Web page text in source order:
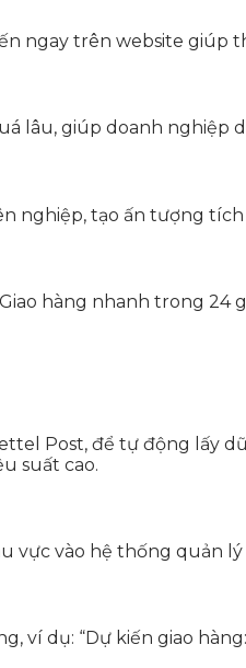
ngay trên website giúp
lâu, giúp doanh nghiệp
nghiệp, tạo ấn tượng
hàng nhanh trong 24
Post, để tự động lấy
suất cao.
vào hệ thống quản
dụ: “Dự kiến giao